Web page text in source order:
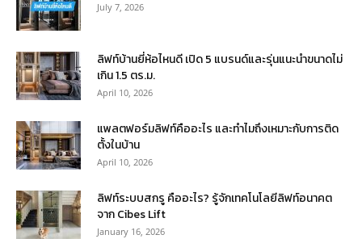
July 7, 2026
ลิฟท์บ้านยี่ห้อไหนดี เปิด 5 แบรนด์และรุ่นแนะนำขนาดไม่
เกิน 1.5 ตร.ม.
April 10, 2026
แพลตฟอร์มลิฟท์คืออะไร และทำไมถึงเหมาะกับการติด
ตั้งในบ้าน
April 10, 2026
ลิฟท์ระบบสกรู คืออะไร? รู้จักเทคโนโลยีลิฟท์อนาคต
จาก Cibes Lift
January 16, 2026